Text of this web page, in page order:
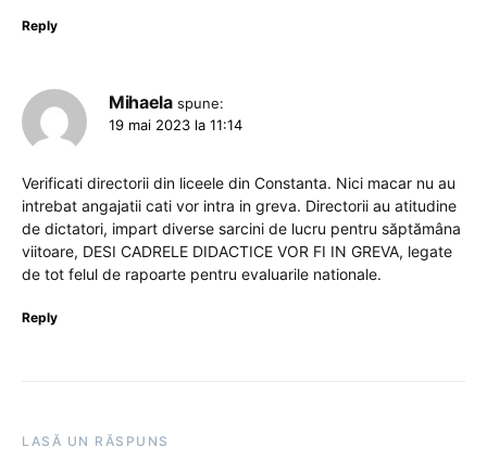
Reply
Mihaela spune:
19 mai 2023 la 11:14
Verificati directorii din liceele din Constanta. Nici macar nu au
intrebat angajatii cati vor intra in greva. Directorii au atitudine
de dictatori, impart diverse sarcini de lucru pentru săptămâna
viitoare, DESI CADRELE DIDACTICE VOR FI IN GREVA, legate
de tot felul de rapoarte pentru evaluarile nationale.
Reply
LASĂ UN RĂSPUNS